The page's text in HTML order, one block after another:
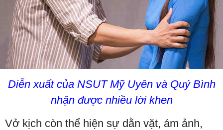
Diễn xuất của NSUT Mỹ Uyên và Quý Bình
nhận được nhiều lời khen
Vở kịch còn thể hiện sự dằn vặt, ám ảnh,